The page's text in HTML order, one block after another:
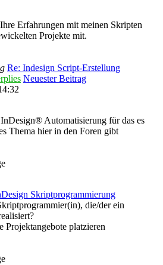
Erfahrungen mit meinen Skripten
Projekte mit.
Re: Indesign Script-Erstellung
Neuester Beitrag
Automatisierung für das es
Thema hier in den Foren gibt
Skriptprogrammierung
die/der ein
Projektangebote platzieren